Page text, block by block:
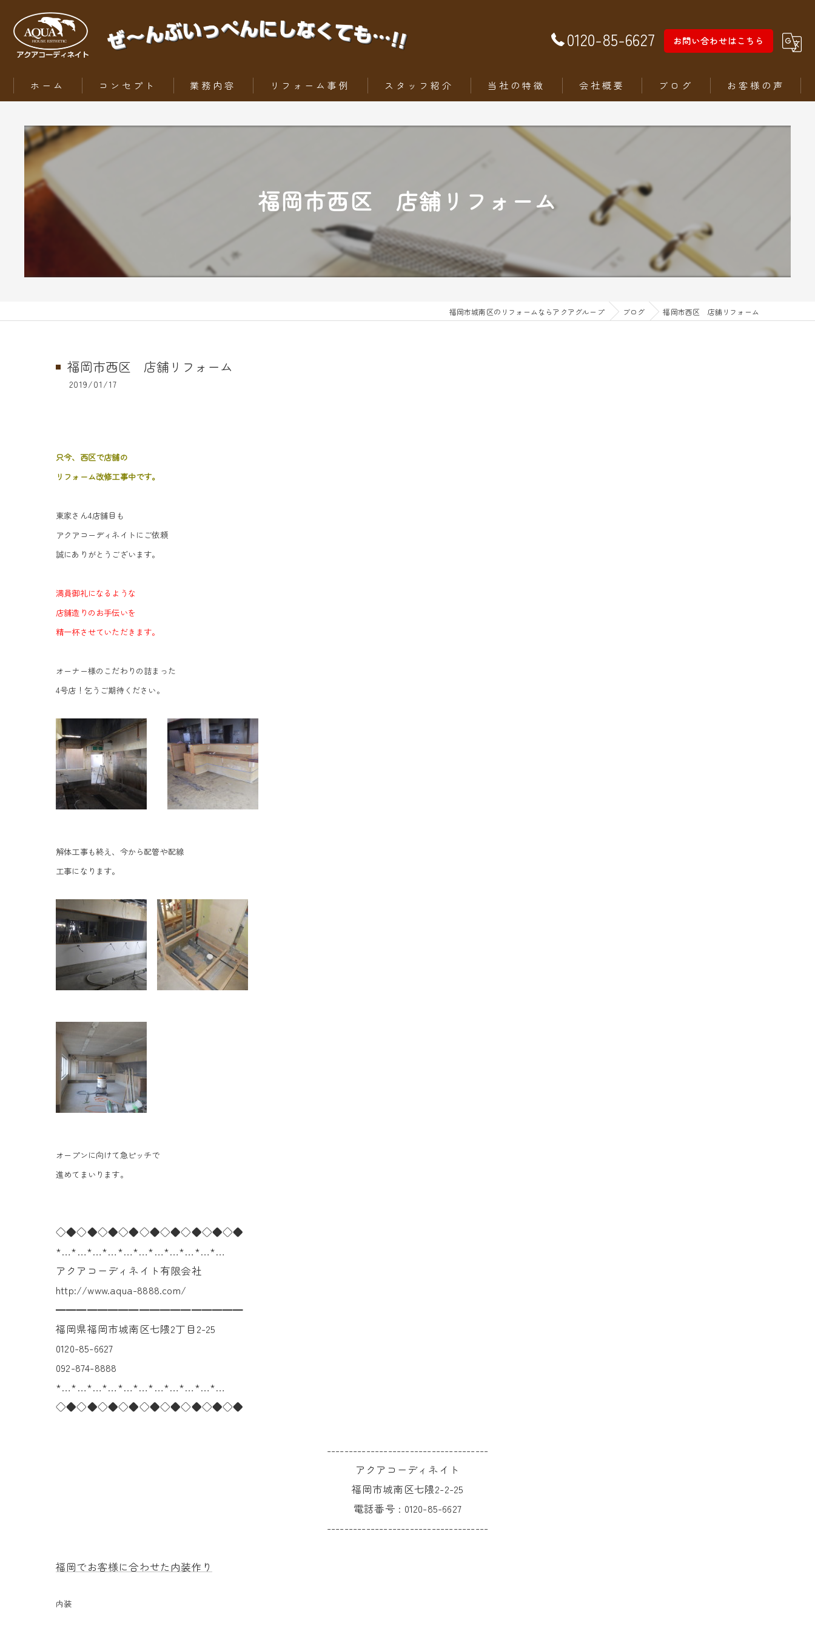
0120-85-6627 お問い合わせはこちら
ホーム コンセプト 業務内容
ZEH（ゼッチ）とは
リフォーム事例
ちょっとだけリフォーム
スタッフ紹介 当社の特徴
内装工事
水回りリフォーム
外構工事・エクステリア
会社概要 ブログ お客様の声
福岡市西区 店舗リフォーム
福岡市城南区のリフォームならアクアグループ ブログ 福岡市西区 店舗リフォーム
福岡市西区 店舗リフォーム
2019/01/17
只今、西区で店舗の
リフォーム改修工事中です。
東家さん4店舗目も
アクアコーディネイトにご依頼
誠にありがとうございます。
満員御礼になるような
店舗造りのお手伝いを
精一杯させていただきます。
オーナー様のこだわりの詰まった
4号店！乞うご期待ください。
解体工事も終え、今から配管や配線
工事になります。
オープンに向けて急ピッチで
進めてまいります。
◇◆◇◆◇◆◇◆◇◆◇◆◇◆◇◆◇◆
*…*…*…*…*…*…*…*…*…*…*…
アクアコーディネイト有限会社
http://www.aqua-8888.com/
━━━━━━━━━━━━━━━━━━
福岡県福岡市城南区七隈2丁目2-25
0120-85-6627
092-874-8888
*…*…*…*…*…*…*…*…*…*…*…
◇◆◇◆◇◆◇◆◇◆◇◆◇◆◇◆◇◆
-------------------------------------
アクアコーディネイト
福岡市城南区七隈2-2-25
電話番号 : 0120-85-6627
-------------------------------------
福岡でお客様に合わせた内装作り
内装